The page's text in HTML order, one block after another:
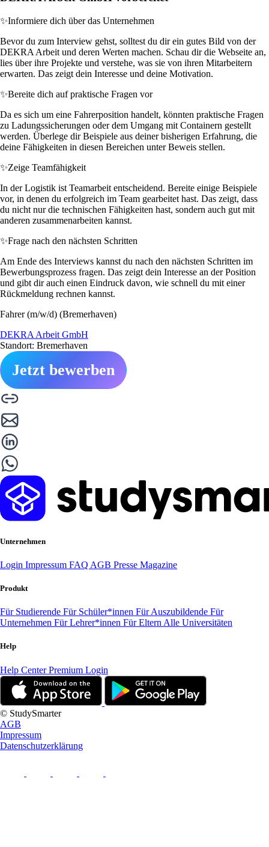
✨Informiere dich über das Unternehmen
Bevor du zum Interview gehst, solltest du dir ein gutes Bild von der
DEKRA Arbeit und deren Werten machen. Schau dir die Webseite an,
lies über ihre Projekte und verstehe, was sie von ihren Mitarbeitern
erwarten. Das zeigt dein Interesse und deine Motivation.
✨Bereite dich auf praktische Fragen vor
Da es sich um eine Fahrerposition handelt, könnten praktische Fragen
zu Ladungssicherungen oder dem Umgang mit Containern gestellt
werden. Überlege dir Beispiele aus deiner bisherigen Erfahrung, die
deine Fähigkeiten in diesen Bereichen unter Beweis stellen.
✨Zeige Teamfähigkeit
In der Logistik ist Teamarbeit entscheidend. Bereite einige Beispiele
vor, in denen du erfolgreich im Team gearbeitet hast. Das zeigt, dass
du nicht nur die technischen Fähigkeiten hast, sondern auch gut mit
anderen zusammenarbeiten kannst.
✨Frage nach den nächsten Schritten
Am Ende des Interviews kannst du nach den nächsten Schritten im
Bewerbungsprozess fragen. Das zeigt dein Interesse an der Position
und gibt dir auch einen Eindruck davon, wie schnell du mit einer
Rückmeldung rechnen kannst.
Fahrer (m/w/d) (Bremerhaven)
DEKRA Arbeit GmbH
Standort: Bremerhaven
Jetzt bewerben
Unternehmen
Login Impressum FAQ AGB Presse Magazine
Produkt
Für Studierende Für Schüler*innen Für Auszubildende Für
Unternehmen Für Lehrer*innen Für Eltern Alle Universitäten
Help
Help CenterPremium Login
© StudySmarter
AGB
Impressum
Datenschutzerklärung